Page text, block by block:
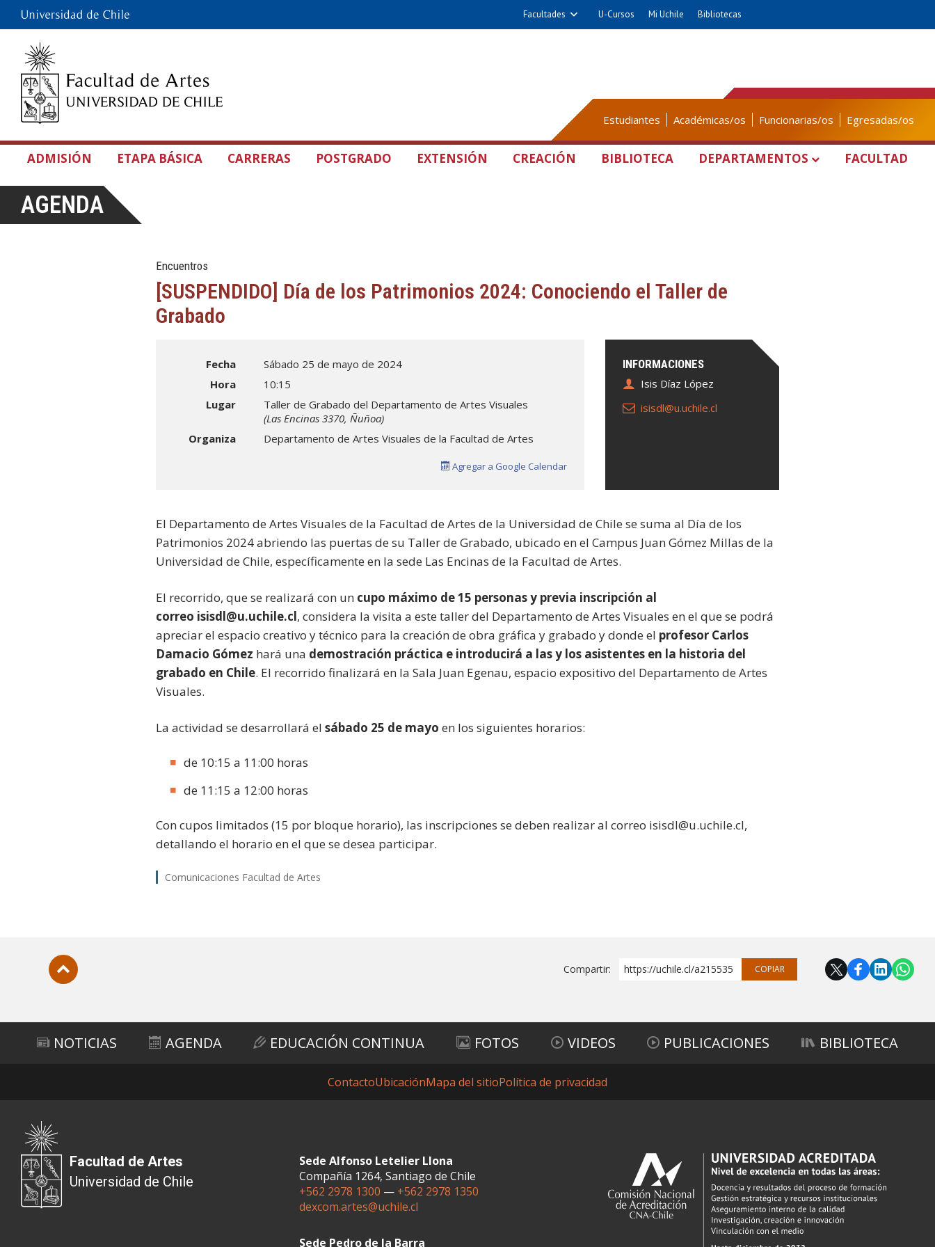
Facultades U-Cursos Mi Uchile Bibliotecas
Estudiantes Académicas/os Funcionarias/os Egresadas/os
ADMISIÓN ETAPA BÁSICA CARRERAS POSTGRADO EXTENSIÓN CREACIÓN BIBLIOTECA DEPARTAMENTOS FACULTAD
AGENDA
Encuentros
[SUSPENDIDO] Día de los Patrimonios 2024: Conociendo el Taller de
Grabado
INFORMACIONES
Isis Díaz López
isisdl@u.uchile.cl
Fecha
Sábado 25 de mayo de 2024
Hora
10:15
Lugar
Taller de Grabado del Departamento de Artes Visuales
(Las Encinas 3370, Ñuñoa)
Organiza
Departamento de Artes Visuales de la Facultad de Artes
Agregar a Google Calendar
El Departamento de Artes Visuales de la Facultad de Artes de la Universidad de Chile se suma al Día de los
Patrimonios 2024 abriendo las puertas de su Taller de Grabado, ubicado en el Campus Juan Gómez Millas de la
Universidad de Chile, específicamente en la sede Las Encinas de la Facultad de Artes.
El recorrido, que se realizará con un cupo máximo de 15 personas y previa inscripción al
correo isisdl@u.uchile.cl, considera la visita a este taller del Departamento de Artes Visuales en el que se podrá
apreciar el espacio creativo y técnico para la creación de obra gráfica y grabado y donde el profesor Carlos
Damacio Gómez hará una demostración práctica e introducirá a las y los asistentes en la historia del
grabado en Chile. El recorrido finalizará en la Sala Juan Egenau, espacio expositivo del Departamento de Artes
Visuales.
La actividad se desarrollará elsábado 25 de mayo en los siguientes horarios:
de 10:15 a 11:00 horas
de 11:15 a 12:00 horas
Con cupos limitados (15 por bloque horario), las inscripciones se deben realizar al correo isisdl@u.uchile.cl,
detallando el horario en el que se desea participar.
Comunicaciones Facultad de Artes
Compartir: https://uchile.cl/a215535 COPIAR
NOTICIAS AGENDA EDUCACIÓN CONTINUA FOTOS VIDEOS PUBLICACIONES BIBLIOTECA
ContactoUbicaciónMapa del sitioPolítica de privacidad
Facultad de Artes
Universidad de Chile
Sede Alfonso Letelier Llona
Compañía 1264, Santiago de Chile
+562 2978 1300 — +562 2978 1350
dexcom.artes@uchile.cl
Sede Pedro de la Barra